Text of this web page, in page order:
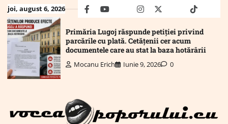
Skip
to
content
joi, august 6, 2026 facebookyoutubeMailinstagram
twitter truthtiktok
Primăria Lugoj răspunde petiției privind
parcările cu plată. Cetățenii cer acum
documentele care au stat la baza hotărârii
Mocanu Erich Iunie 9, 2026 0